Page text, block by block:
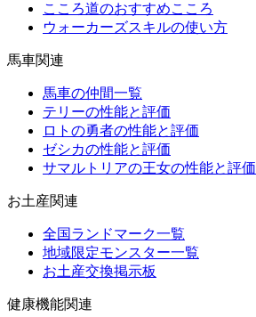
こころ道のおすすめこころ
ウォーカーズスキルの使い方
馬車関連
馬車の仲間一覧
テリーの性能と評価
ロトの勇者の性能と評価
ゼシカの性能と評価
サマルトリアの王女の性能と評価
お土産関連
全国ランドマーク一覧
地域限定モンスター一覧
お土産交換掲示板
健康機能関連